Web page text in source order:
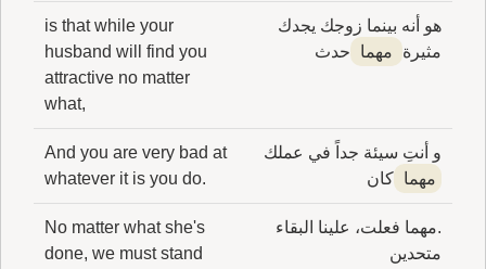
هو أنه بينما زوجك يجدك
مثيرة
مهما حدث
is that while your
husband will find you
attractive no matter
what,
و أنتِ سيئة جداً في عملك
مهما كان
And you are very bad at
whatever it is you do.
.مهما فعلت، علينا البقاء
متحدين
No matter what she's
done, we must stand